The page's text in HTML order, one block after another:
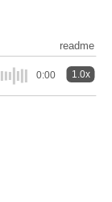
readme
0:00 1.0x